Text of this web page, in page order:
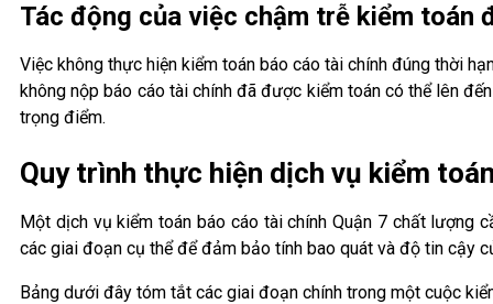
Tác động của việc chậm trễ kiểm toán
Việc không thực hiện kiểm toán báo cáo tài chính đúng thời
không nộp báo cáo tài chính đã được kiểm toán có thể lên
trọng điểm.
Quy trình thực hiện dịch vụ kiểm
Một dịch vụ kiểm toán báo cáo tài chính Quận 7 chất lượng
các giai đoạn cụ thể để đảm bảo tính bao quát và độ tin cậy
Bảng dưới đây tóm tắt các giai đoạn chính trong một cuộc